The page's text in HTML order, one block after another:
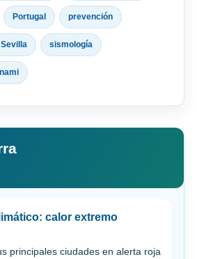
Portugal prevención
Sevilla sismología
calor extremo
principales ciudades en alerta roja